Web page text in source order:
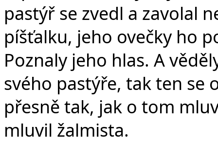
pastýř se zvedl a zavolal
píšťalku, jeho ovečky ho
Poznaly jeho hlas. A
svého pastýře, tak ten se
přesně tak, jak o tom
mluvil žalmista.